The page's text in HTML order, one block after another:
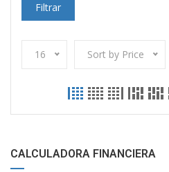
Filtrar
16 Sort by Price
CALCULADORA FINANCIERA